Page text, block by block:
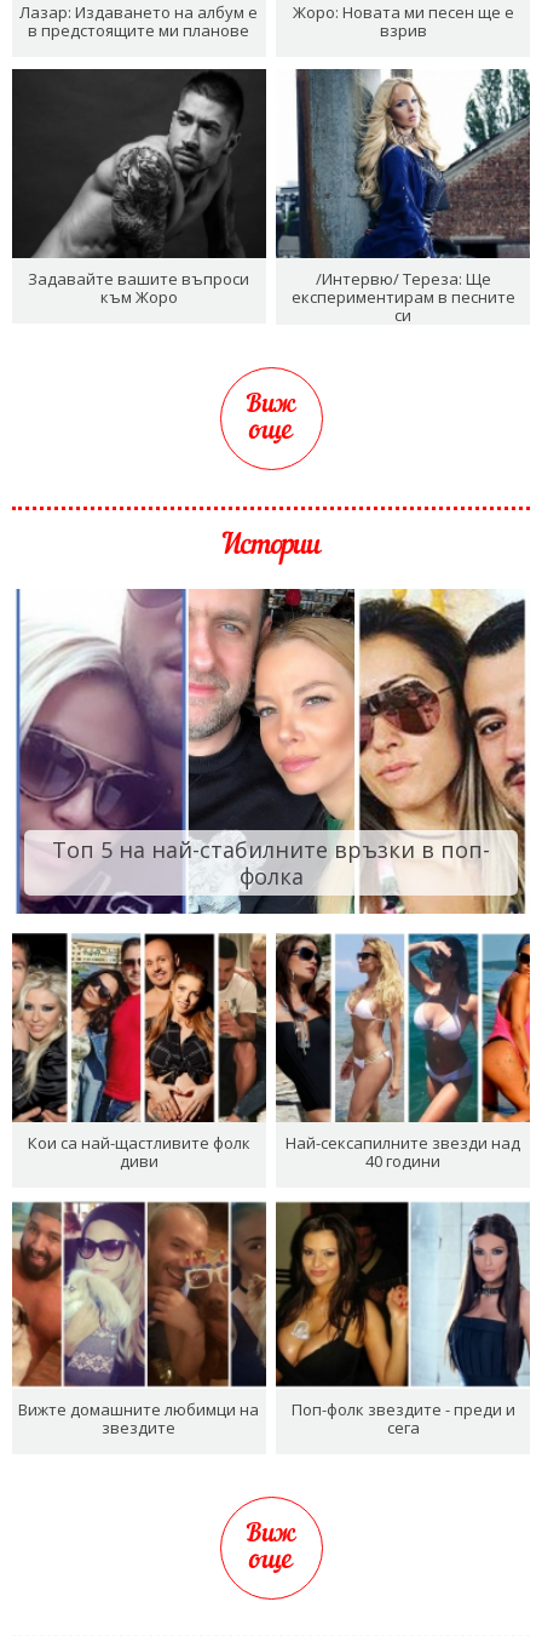
Лазар: Издаването на албум е
в предстоящите ми планове
Жоро: Новата ми песен ще е
взрив
Задавайте вашите въпроси
към Жоро
/Интервю/ Тереза: Ще
експериментирам в песните
си
Виж
още
Истории
Топ 5 на най-стабилните връзки в поп-
фолка
Кои са най-щастливите фолк
диви
Най-сексапилните звезди над
40 години
Вижте домашните любимци на
звездите
Поп-фолк звездите - преди и
сега
Виж
още